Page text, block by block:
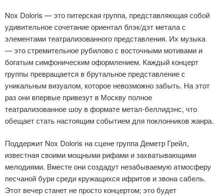
Nox Doloris — это питерская группа, представляющая собой
удивительное сочетание ориентал блэк/дэт метала с
элементами театрализованного представления. Их музыка
— это стремительное рубилово с восточными мотивами и
богатым симфоническим оформлением. Каждый концерт
группы превращается в брутальное представление с
уникальным визуалом, которое невозможно забыть. На этот
раз они впервые привезут в Москву полное
театрализованное шоу в формате метал-беллидэнс, что
обещает стать настоящим событием для поклонников жанра.
Поддержит Nox Doloris на сцене группа Деметр Грейл,
известная своими мощными рифами и захватывающими
мелодиями. Вместе они создадут незабываемую атмосферу
песчаной бури среди кружащихся ифритов и звона сабель.
Этот вечер станет не просто концертом; это будет